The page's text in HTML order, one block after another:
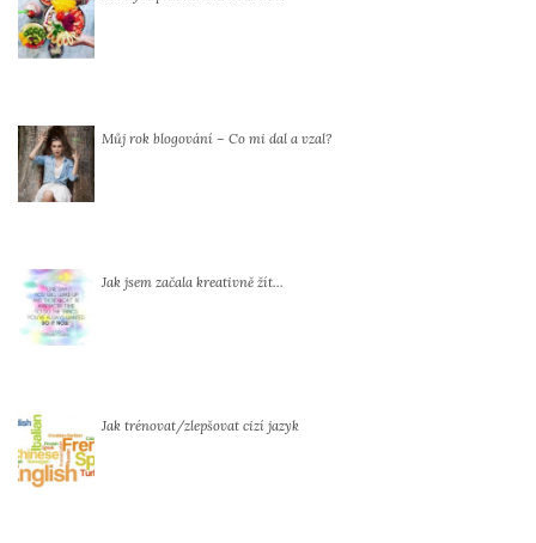
Můj rok blogování – Co mi dal a vzal?
Jak jsem začala kreativně žít…
Jak trénovat/zlepšovat cizí jazyk